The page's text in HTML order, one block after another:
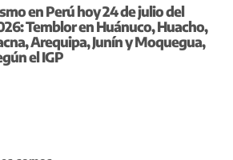
en Perú hoy 24 de julio del
Temblor en Huánuco, Huacho,
Arequipa, Junín y Moquegua,
el IGP